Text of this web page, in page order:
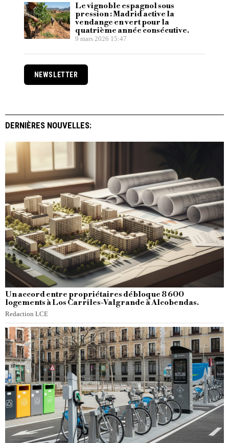
Le vignoble espagnol sous
pression : Madrid active la
vendange en vert pour la
quatrième année consécutive.
9 mars 2026 15:47
NEWSLETTER
DERNIÈRES NOUVELLES:
Un accord entre propriétaires débloque 8 600
logements à Los Carriles-Valgrande à Alcobendas.
Redaction LCE